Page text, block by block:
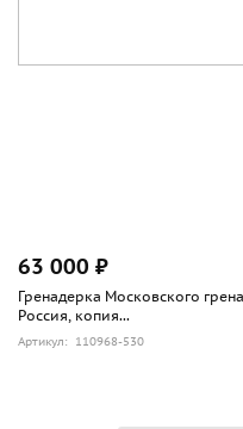
63 000 ₽
Гренадерка Московского
Россия, копия...
Артикул: 110968-530